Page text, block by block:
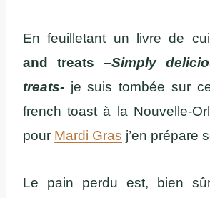
En feuilletant un livre de
and treats –Simply
treats- je suis tombée sur
french toast à la Nouvelle-
pour Mardi Gras j’en prépare
Le pain perdu est, bien